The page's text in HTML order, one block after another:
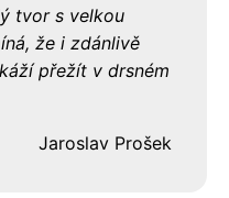
tvor s velkou
že i zdánlivě
přežít v drsném
Jaroslav Prošek